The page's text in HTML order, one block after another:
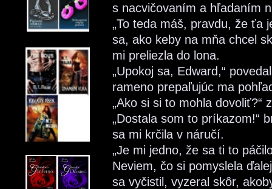
s nacvičovaním a hľadaním
„To teda máš, pravdu, že ťa
sa, ako keby na mňa chcel
mi preliezla do lona.
„Upokoj sa, Edward,“
rameno prepaľujúc ma
„Ako si si to mohla dovoliť?“
„Dostala som to príkazom!“
sa mi krčila v náručí.
„Je mi jedno, že sa ti to
Neviem, čo si pomyslela
sa vyčistil, vyzeral skôr,